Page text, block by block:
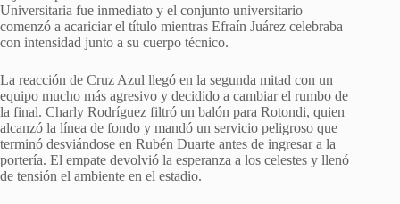
Universitaria fue inmediato y el conjunto universitario
comenzó a acariciar el título mientras Efraín Juárez celebraba
con intensidad junto a su cuerpo técnico.
La reacción de Cruz Azul llegó en la segunda mitad con un
equipo mucho más agresivo y decidido a cambiar el rumbo de
la final. Charly Rodríguez filtró un balón para Rotondi, quien
alcanzó la línea de fondo y mandó un servicio peligroso que
terminó desviándose en Rubén Duarte antes de ingresar a la
portería. El empate devolvió la esperanza a los celestes y llenó
de tensión el ambiente en el estadio.